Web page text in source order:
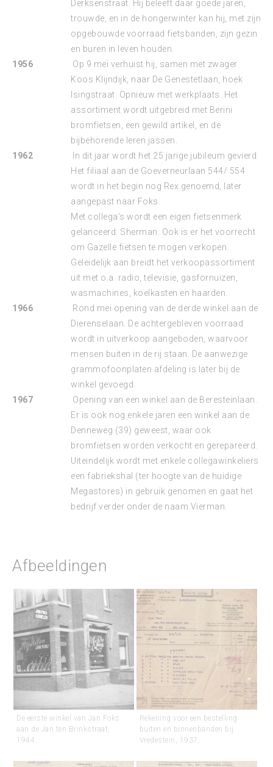
Derksenstraat. Hij beleeft daar goede jaren,
trouwde, en in de hongerwinter kan hij, met zijn
opgebouwde voorraad fietsbanden, zijn gezin
en buren in leven houden.
1956
Op 9 mei verhuist hij, samen met zwager
Koos Klijndijk, naar De Genestetlaan, hoek
Isingstraat. Opnieuw met werkplaats. Het
assortiment wordt uitgebreid met Berini
bromfietsen, een gewild artikel, en de
bijbehorende leren jassen.
1962
In dit jaar wordt het 25 jarige jubileum gevierd.
Het filiaal aan de Goeverneurlaan 544/ 554
wordt in het begin nog Rex genoemd, later
aangepast naar Foks.
Met collega’s wordt een eigen fietsenmerk
gelanceerd: Sherman. Ook is er het voorrecht
om Gazelle fietsen te mogen verkopen.
Geleidelijk aan breidt het verkoopassortiment
uit met o.a. radio, televisie, gasfornuizen,
wasmachines, koelkasten en haarden.
1966
Rond mei opening van de derde winkel aan de
Dierenselaan. De achtergebleven voorraad
wordt in uitverkoop aangeboden, waarvoor
mensen buiten in de rij staan. De aanwezige
grammofoonplaten afdeling is later bij de
winkel gevoegd.
1967
Opening van een winkel aan de Beresteinlaan.
Er is ook nog enkele jaren een winkel aan de
Denneweg (39) geweest, waar ook
bromfietsen worden verkocht en gerepareerd.
Uiteindelijk wordt met enkele collegawinkeliers
een fabriekshal (ter hoogte van de huidige
Megastores) in gebruik genomen en gaat het
bedrijf verder onder de naam Vierman.
Afbeeldingen
De eerste winkel van Jan Foks
aan de Jan ten Brinkstraat,
1944.
Rekening voor een bestelling
buiten en binnenbanden bij
Vredestein, 1937.